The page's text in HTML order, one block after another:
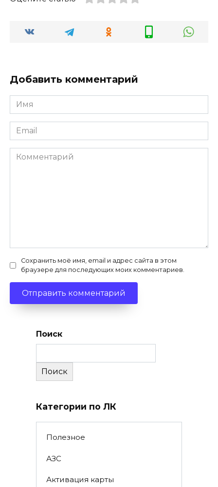
Добавить комментарий
Имя
*
Email
*
Комментарий
Сохранить моё имя, email и адрес сайта в этом
браузере для последующих моих комментариев.
Поиск
Поиск
Категории по ЛК
Полезное
АЗС
Активация карты